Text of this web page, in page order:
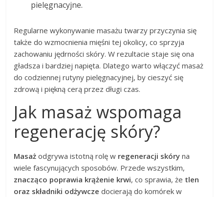
pielęgnacyjne.
Regularne wykonywanie masażu twarzy przyczynia się
także do wzmocnienia mięśni tej okolicy, co sprzyja
zachowaniu jędrności skóry. W rezultacie staje się ona
gładsza i bardziej napięta. Dlatego warto włączyć masaż
do codziennej rutyny pielęgnacyjnej, by cieszyć się
zdrową i piękną cerą przez długi czas.
Jak masaż wspomaga
regenerację skóry?
Masaż odgrywa istotną rolę w regeneracji skóry na
wiele fascynujących sposobów. Przede wszystkim,
znacząco poprawia krążenie krwi, co sprawia, że tlen
oraz składniki odżywcze docierają do komórek w